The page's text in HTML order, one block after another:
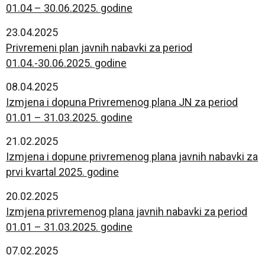
01.04 – 30.06.2025. godine
23.04.2025
Privremeni plan javnih nabavki za period
01.04.-30.06.2025. godine
08.04.2025
Izmjena i dopuna Privremenog plana JN za period
01.01 – 31.03.2025. godine
21.02.2025
Izmjena i dopune privremenog plana javnih nabavki za
prvi kvartal 2025. godine
20.02.2025
Izmjena privremenog plana javnih nabavki za period
01.01 – 31.03.2025. godine
07.02.2025